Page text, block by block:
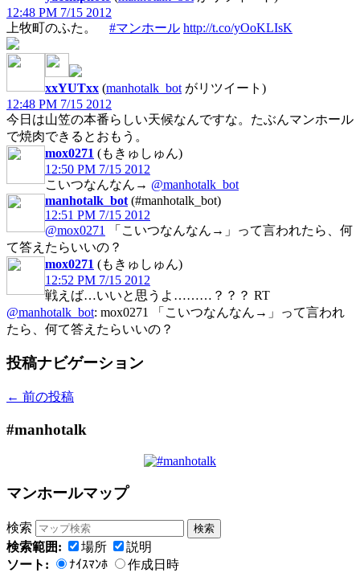
12:48 PM 7/15 2012
上牧町のふた。 #マンホール http://t.co/yOoKLIsK
xxYUTxx (manhotalk_bot がリツイート)
12:48 PM 7/15 2012
今日は山笠の本番らしい天候なんですな。たぶんマンホール
で焼肉できるとおもう。
mox0271 (もきゅしゅん)
12:50 PM 7/15 2012
こいつなんなん→ @manhotalk_bot
manhotalk_bot (#manhotalk_bot)
12:51 PM 7/15 2012
@mox0271
「こいつなんなん→」って言われたら、何
て答えたらいいの？
mox0271 (もきゅしゅん)
12:52 PM 7/15 2012
戦えば…いいと思うよ………？？？ RT
@manhotalk_bot: mox0271 「こいつなんなん→」って言われ
たら、何て答えたらいいの？
投稿ナビゲーション
← 前の投稿
#manhotalk
マンホールマップ
検索
検索範囲:
場所
説明
ソート:
ﾅｲｽﾏﾝﾎ 作成日時